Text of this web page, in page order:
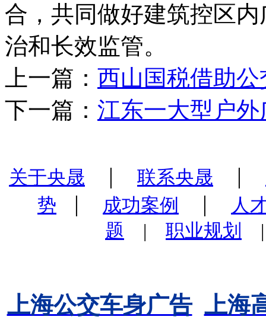
合，共同做好建筑控区
治和长效监管。
上一篇： 西山国税借助公
下一篇： 江东一大型户
关于央晟 | 联系央晟 |
势
| 成功案例 |
人
题 | 职业规划
上海公交车身广告 上海